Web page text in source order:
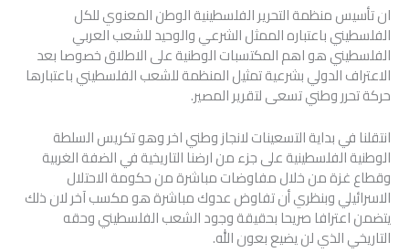
ان تأسيس منظمة التحرير الفلسطينية الوطن المعنوي للكل
الفلسطيني باعتباره الممثل الشرعي والوحيد للشعب العربي
الفلسطيني هو اهم المكتسبات الوطنية على الاطلاق خصوصا بعد
الاعتراف الدولي بشرعية تمثيل المنظمة للشعب الفلسطيني باعتبارها
حركة تحرر وطني تسعى لتقرير المصير.
انتقلنا في بداية التسعينات لانجاز وطني اخر وهو تكريس السلطة
الوطنية الفلسطينية على جزء من ارضنا التاريخية في الضفة الغربية
وقطاع غزة من خلال مفاوضات مباشرة من حكومة الاحتلال
الاسرائيلي وبنظري أن تفاوض عدوك مباشرة هو مكسب آخر لان ذلك
يتضمن اعترافا صريحا بحقيقة وجود الشعب الفلسطيني وحقه
التاريخي الذي لن يضيع بعون الله.